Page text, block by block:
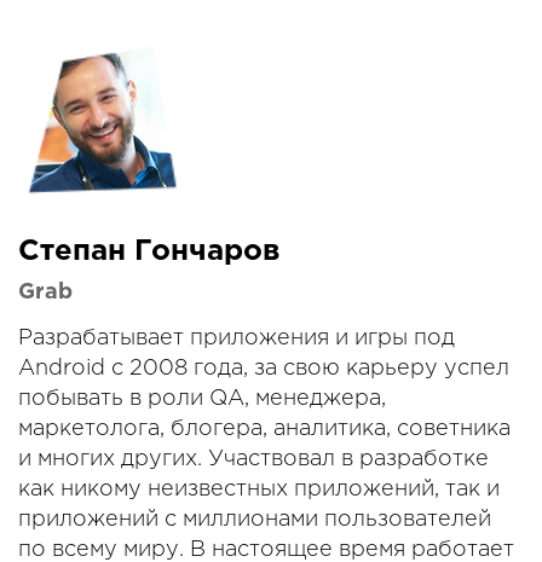
Степан Гончаров
Grab
Разрабатывает приложения и игры под
Android c 2008 года, за свою карьеру успел
побывать в роли QA, менеджера,
маркетолога, блогера, аналитика, советника
и многих других. Участвовал в разработке
как никому неизвестных приложений, так и
приложений с миллионами пользователей
по всему миру. В настоящее время работает